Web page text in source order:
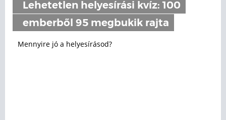
Lehetetlen helyesírási kvíz: 100
emberből 95 megbukik rajta
Mennyire jó a helyesírásod?